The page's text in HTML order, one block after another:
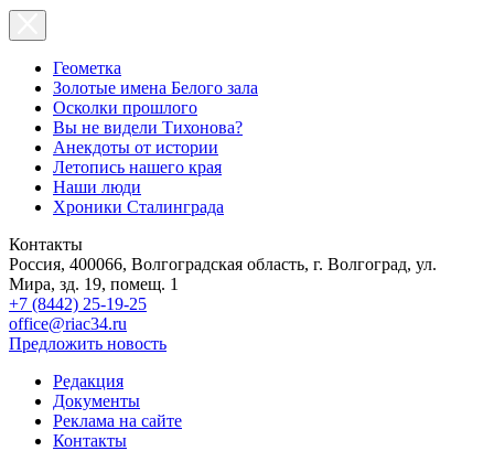
Геометка
Золотые имена Белого зала
Осколки прошлого
Вы не видели Тихонова?
Анекдоты от истории
Летопись нашего края
Наши люди
Хроники Сталинграда
Контакты
Россия, 400066, Волгоградская область, г. Волгоград, ул.
Мира, зд. 19, помещ. 1
+7 (8442) 25-19-25
office@riac34.ru
Предложить новость
Редакция
Документы
Реклама на сайте
Контакты